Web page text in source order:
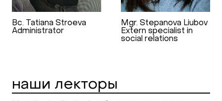
Bc. Tatiana Stroeva
Administrator
Mgr. Stepanova Liubov
Extern specialist in
social relations
наши лекторы